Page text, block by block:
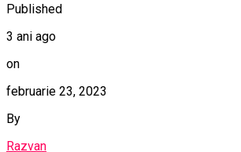
Published
3 ani ago
on
februarie 23, 2023
By
Razvan